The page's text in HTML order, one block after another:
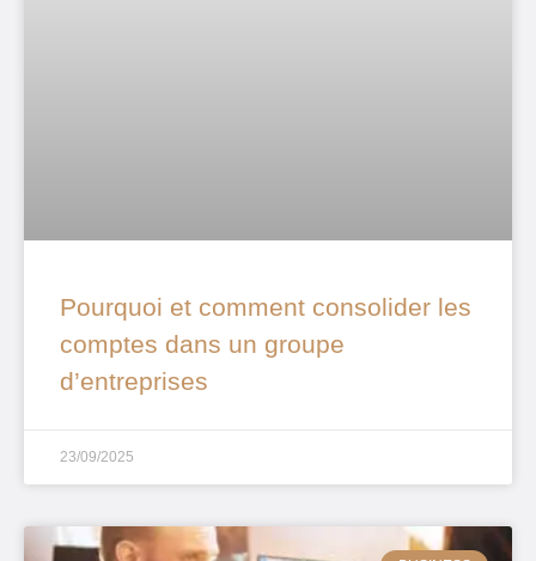
Pourquoi et comment consolider les
comptes dans un groupe
d’entreprises
23/09/2025